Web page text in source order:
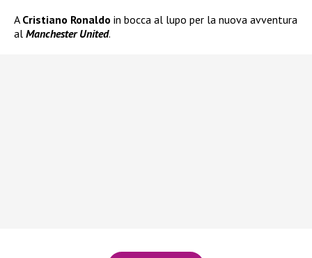
A Cristiano Ronaldo in bocca al lupo per la nuova avventura
al Manchester United.